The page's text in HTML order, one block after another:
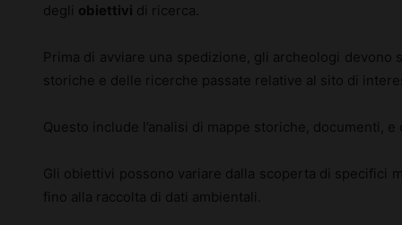
degli obiettivi di ricerca.
Prima di avviare una spedizione, gli archeologi
storiche e delle ricerche passate relative al sito di
Questo include l’analisi di mappe storiche, documenti,
Gli obiettivi possono variare dalla scoperta di specifici
fino alla raccolta di dati ambientali.